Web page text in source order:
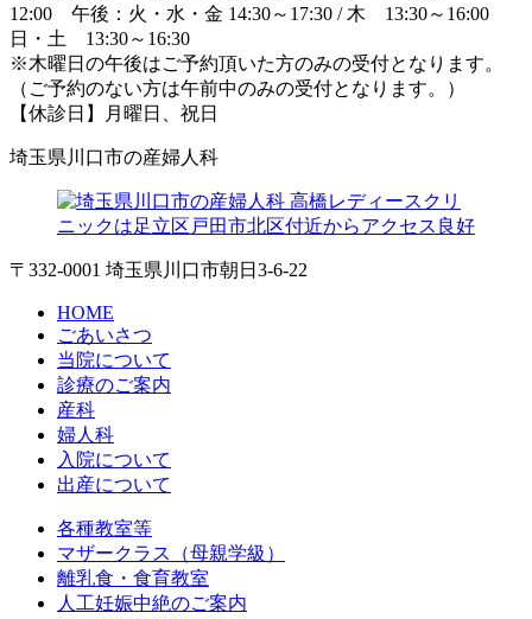
12:00 午後：火・水・金 14:30～17:30 / 木 13:30～16:00
日・土 13:30～16:30
※木曜日の午後はご予約頂いた方のみの受付となります。
（ご予約のない方は午前中のみの受付となります。）
【休診日】月曜日、祝日
埼玉県川口市の産婦人科
〒332-0001 埼玉県川口市朝日3-6-22
HOME
ごあいさつ
当院について
診療のご案内
産科
婦人科
入院について
出産について
各種教室等
マザークラス（母親学級）
離乳食・食育教室
人工妊娠中絶のご案内